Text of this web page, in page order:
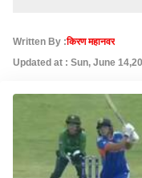
Written By :किरण महानवर
Updated at : Sun, June